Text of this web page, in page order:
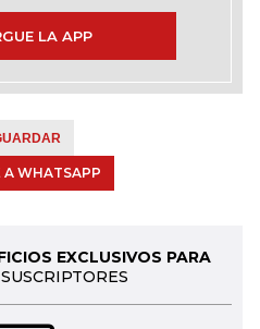
LA APP
A WHATSAPP
EXCLUSIVOS PARA